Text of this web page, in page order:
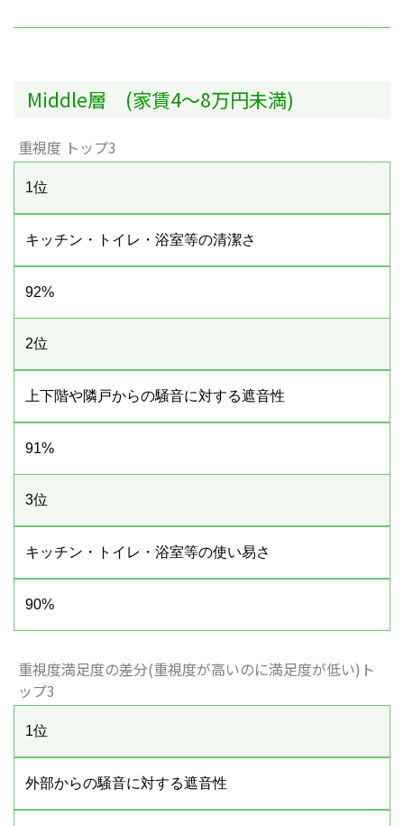
Middle層 (家賃4～8万円未満)
重視度 トップ3
1位
キッチン・トイレ・浴室等の清潔さ
92%
2位
上下階や隣戸からの騒音に対する遮音性
91%
3位
キッチン・トイレ・浴室等の使い易さ
90%
重視度満足度の差分(重視度が高いのに満足度が低い)ト
ップ3
1位
外部からの騒音に対する遮音性